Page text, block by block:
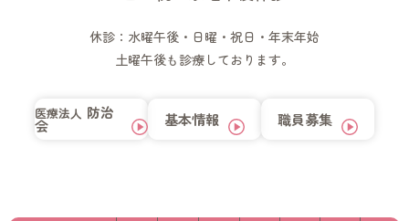
休診：水曜午後・日曜・祝日・年末年始
土曜午後も診療しております。
医療法人 防治
会 基本情報 職員募集